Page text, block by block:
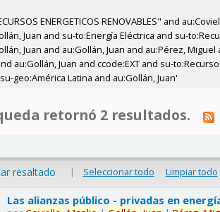
ENERGETICOS RENOVABLES" and
Juan and su-to:Energía Eléctrica and su-
Juan and au:Gollán, Juan and au:Pérez,
au:Gollán, Juan and ccode:EXT and su-
geo:América Latina and au:Gollán, Juan'
retornó 2 resultados.
resaltado | Seleccionar todo Limpiar todo
Las alianzas público - privadas en